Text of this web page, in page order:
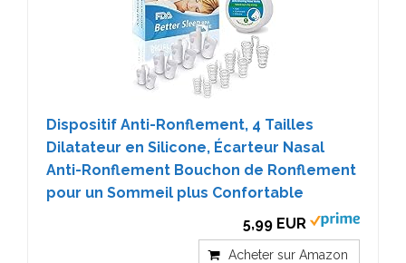
Dispositif Anti-Ronflement, 4 Tailles
Dilatateur en Silicone, Écarteur Nasal
Anti-Ronflement Bouchon de Ronflement
pour un Sommeil plus Confortable
5,99 EUR
Acheter sur Amazon